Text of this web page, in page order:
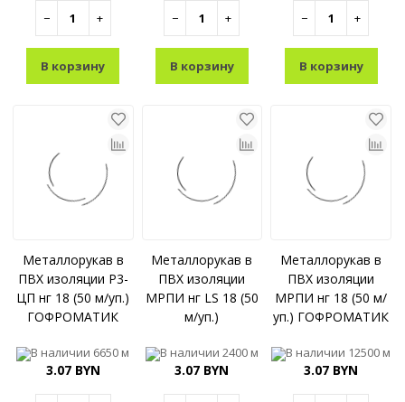
− +
В корзину
− +
В корзину
− +
В корзину
Металлорукав в
ПВХ изоляции Р3-
ЦП нг 18 (50 м/уп.)
ГОФРОМАТИК
В наличии 6650 м
3.07 BYN
Металлорукав в
ПВХ изоляции
МРПИ нг LS 18 (50
м/уп.)
(ЗЭТАРУС)
В наличии 2400 м
3.07 BYN
Металлорукав в
ПВХ изоляции
МРПИ нг 18 (50 м/
уп.) ГОФРОМАТИК
В наличии 12500 м
3.07 BYN